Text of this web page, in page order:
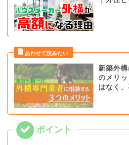
新築外
のメリ
はなく、